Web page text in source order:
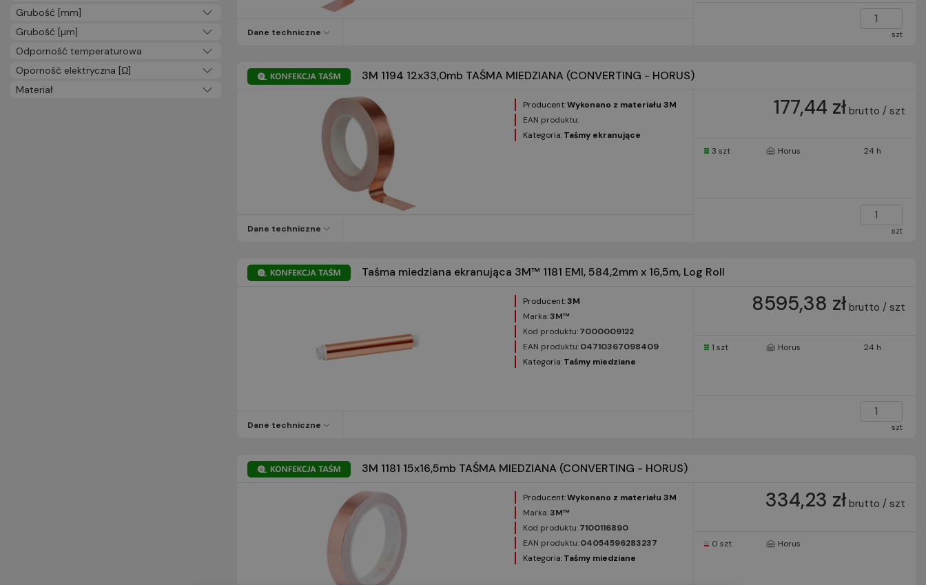
Grubość [mm]
Grubość [µm]
Odporność temperaturowa
Oporność elektryczna [Ω]
Materiał
Dane techniczne szt
3M 1194 12x33,0mb TAŚMA MIEDZIANA (CONVERTING - HORUS)
Producent:Wykonano z materiału 3M
EAN produktu:
Kategoria:Taśmy ekranujące
Dane techniczne
177,44 zł brutto / szt
3 szt Horus 24 h
szt
Taśma miedziana ekranująca 3M™ 1181 EMI, 584,2mm x 16,5m, Log Roll
Producent:3M
Marka:3M™
Kod produktu:7000009122
EAN produktu:04710367098409
Kategoria:Taśmy miedziane
Dane techniczne
8595,38 zł brutto / szt
1 szt Horus 24 h
szt
3M 1181 15x16,5mb TAŚMA MIEDZIANA (CONVERTING - HORUS)
Producent:Wykonano z materiału 3M
Marka:3M™
Kod produktu:7100116890
EAN produktu:04054596283237
Kategoria:Taśmy miedziane
334,23 zł brutto / szt
0 szt Horus